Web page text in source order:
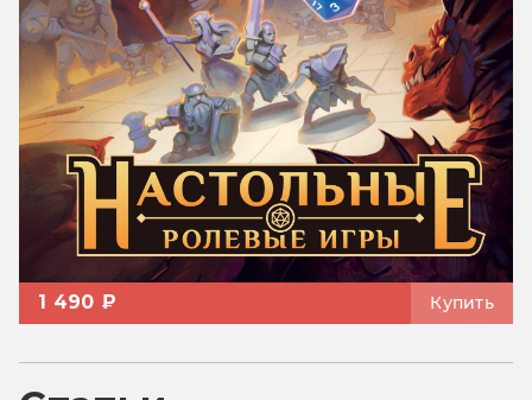
1 490 ₽ Купить